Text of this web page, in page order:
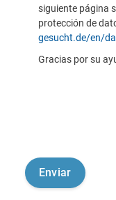
siguiente página
protección de
gesucht.de/en/
Gracias por su